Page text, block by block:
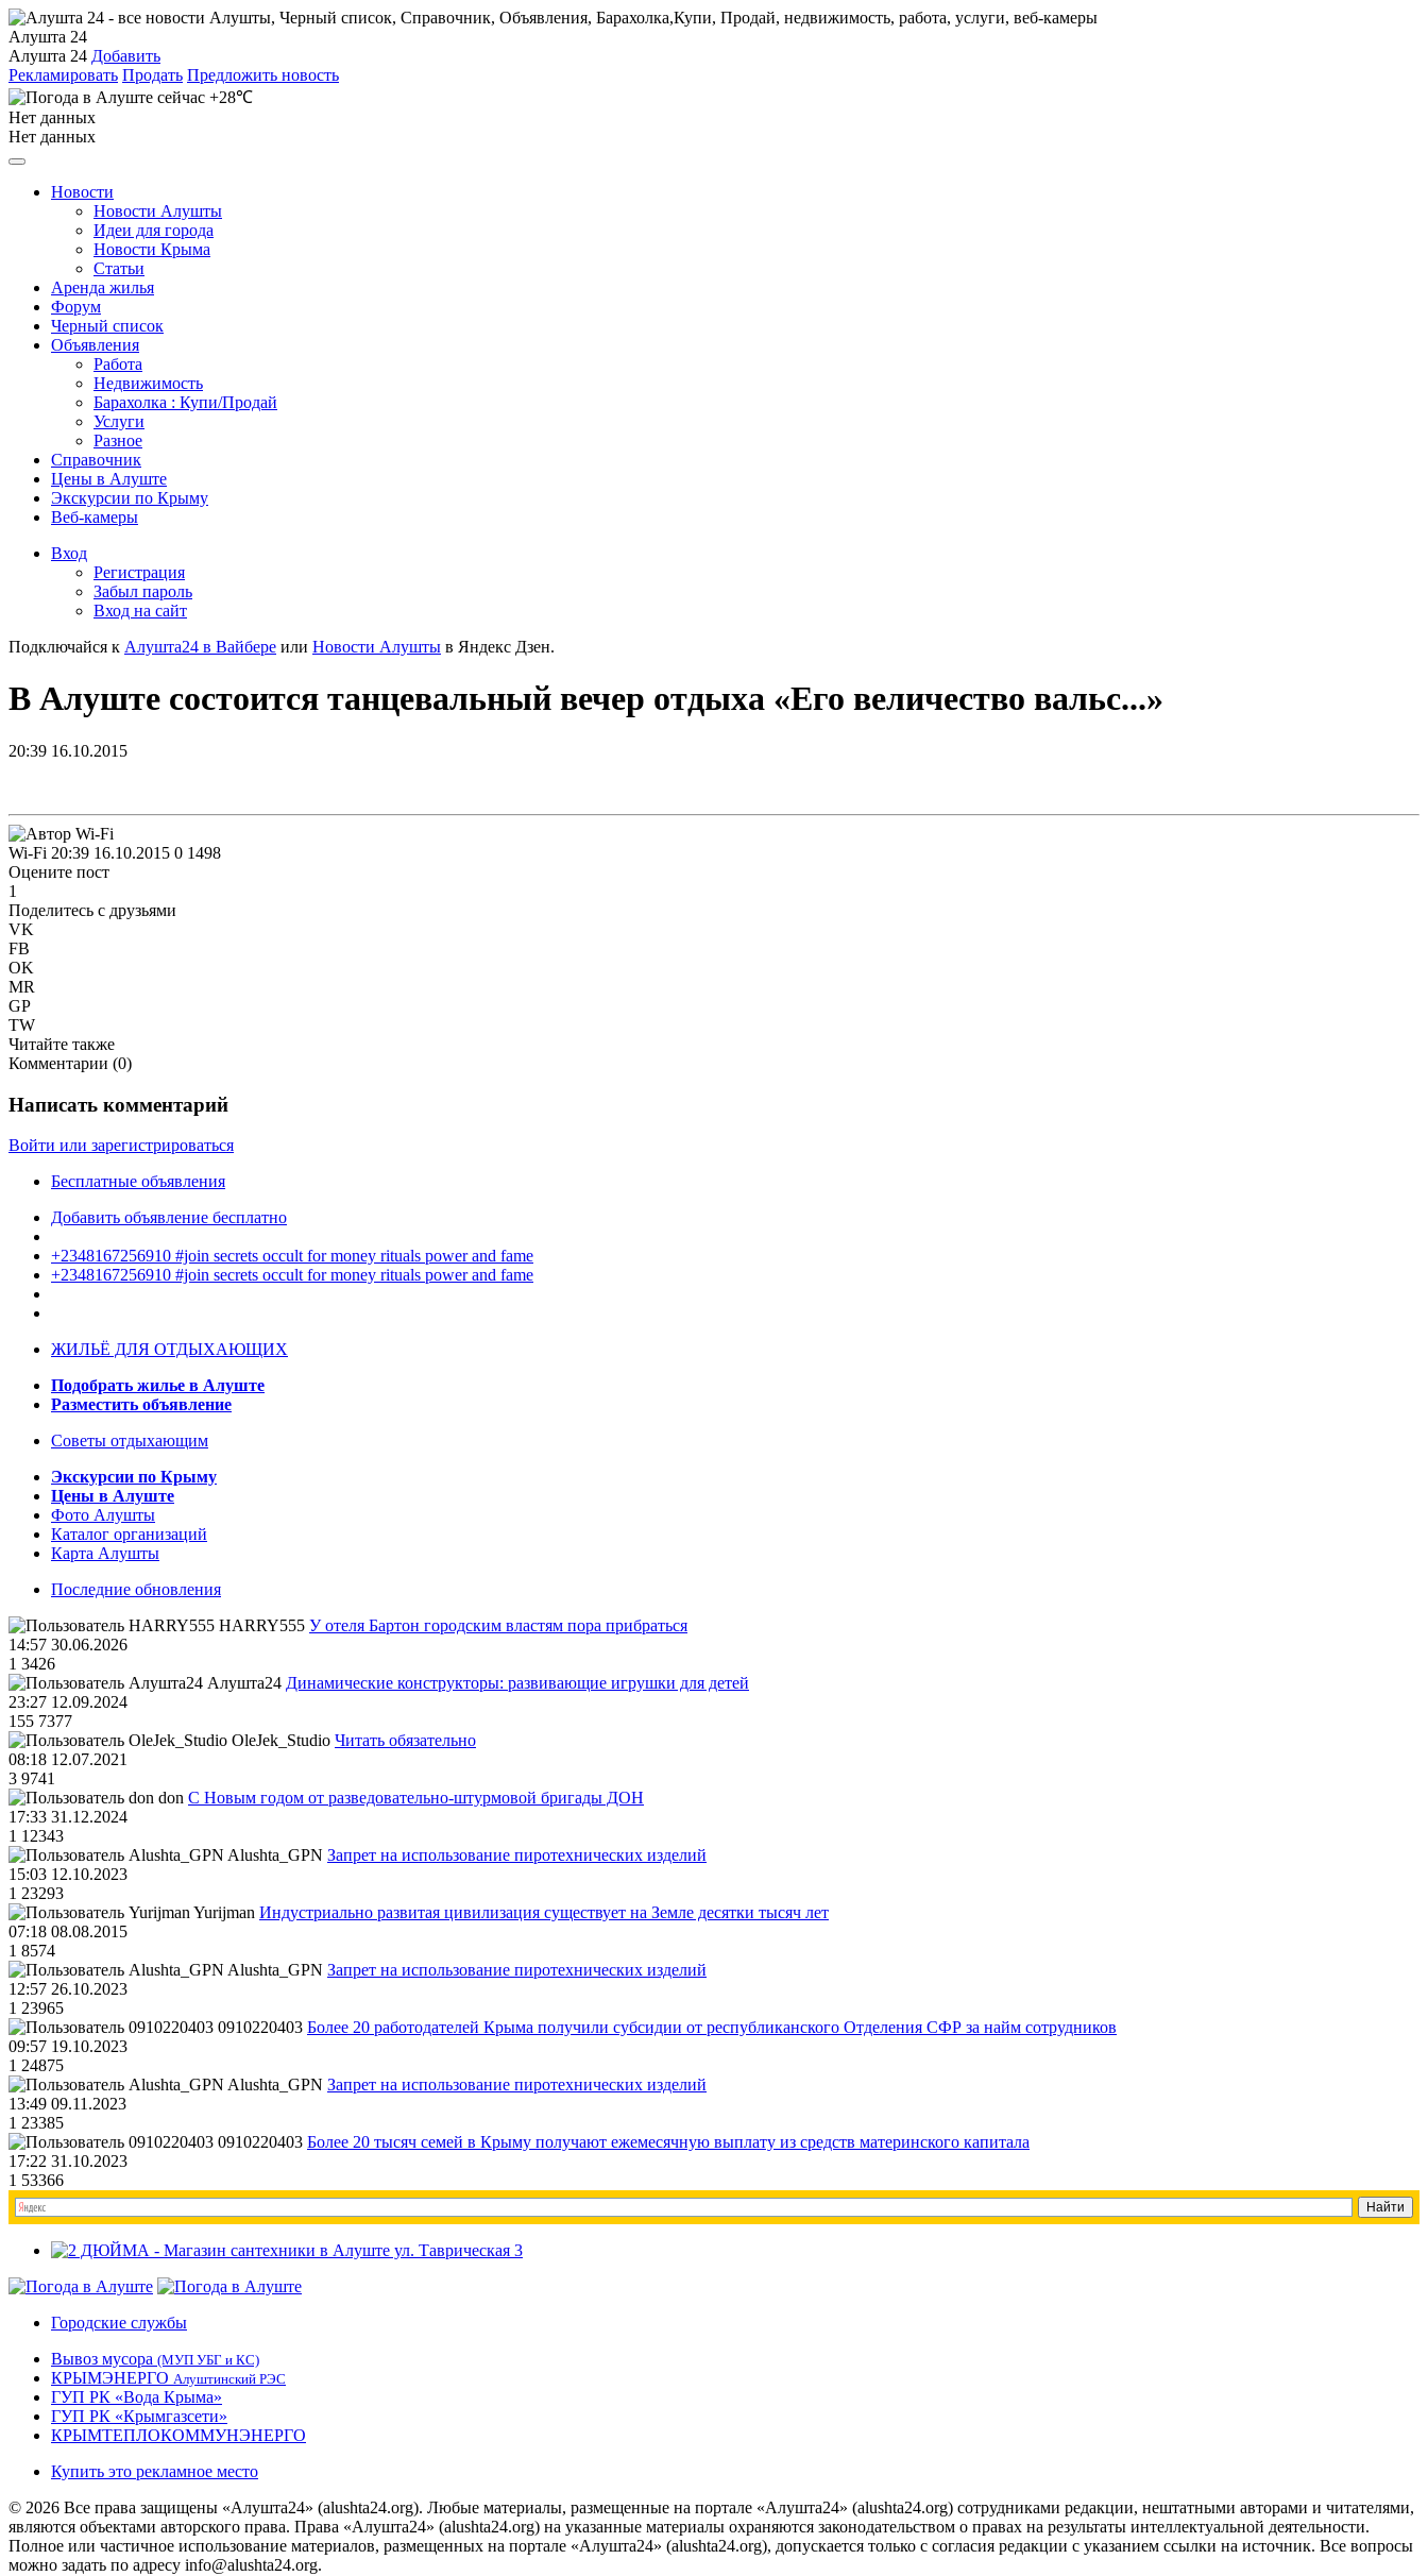
Алушта 24
Алушта 24 Добавить
Рекламировать Продать Предложить новость
+28℃
Нет данных
Нет данных
Новости
Новости Алушты
Идеи для города
Новости Крыма
Статьи
Аренда жилья
Форум
Черный список
Объявления
Работа
Недвижимость
Барахолка : Купи/Продай
Услуги
Разное
Справочник
Цены в Алуште
Экскурсии по Крыму
Веб-камеры
Вход
Регистрация
Забыл пароль
Вход на сайт
Подключайся к Алушта24 в Вайбере или Новости Алушты в Яндекс Дзен.
В Алуште состоится танцевальный вечер отдыха «Его величество вальс...»
20:39 16.10.2015
Wi-Fi 20:39 16.10.2015 0 1498
Оцените пост
1
Поделитесь с друзьями
VK
FB
OK
MR
GP
TW
Читайте также
Комментарии (0)
Написать комментарий
Войти или зарегистрироваться
Бесплатные объявления
Добавить объявление бесплатно
+2348167256910 #join secrets occult for money rituals power and fame
+2348167256910 #join secrets occult for money rituals power and fame
ЖИЛЬЁ ДЛЯ ОТДЫХАЮЩИХ
Подобрать жилье в Алуште
Разместить объявление
Советы отдыхающим
Экскурсии по Крыму
Цены в Алуште
Фото Алушты
Каталог организаций
Карта Алушты
Последние обновления
HARRY555 У отеля Бартон городским властям пора прибраться
14:57 30.06.2026
1 3426
Алушта24 Динамические конструкторы: развивающие игрушки для детей
23:27 12.09.2024
155 7377
OleJek_Studio Читать обязательно
08:18 12.07.2021
3 9741
don С Новым годом от разведовательно-штурмовой бригады ДОН
17:33 31.12.2024
1 12343
Alushta_GPN Запрет на использование пиротехнических изделий
15:03 12.10.2023
1 23293
Yurijman Индустриально развитая цивилизация существует на Земле десятки тысяч лет
07:18 08.08.2015
1 8574
Alushta_GPN Запрет на использование пиротехнических изделий
12:57 26.10.2023
1 23965
0910220403 Более 20 работодателей Крыма получили субсидии от республиканского Отделения СФР за найм сотрудников
09:57 19.10.2023
1 24875
Alushta_GPN Запрет на использование пиротехнических изделий
13:49 09.11.2023
1 23385
0910220403 Более 20 тысяч семей в Крыму получают ежемесячную выплату из средств материнского капитала
17:22 31.10.2023
1 53366
Городские службы
Вывоз мусора (МУП УБГ и КС)
КРЫМЭНЕРГО Алуштинский РЭС
ГУП РК «Вода Крыма»
ГУП РК «Крымгазсети»
КРЫМТЕПЛОКОММУНЭНЕРГО
Купить это рекламное место
© 2026 Все права защищены «Алушта24» (alushta24.org). Любые материалы, размещенные на портале «Алушта24» (alushta24.org) сотрудниками редакции, нештатными авторами и читателями,
являются объектами авторского права. Права «Алушта24» (alushta24.org) на указанные материалы охраняются законодательством о правах на результаты интеллектуальной деятельности.
Полное или частичное использование материалов, размещенных на портале «Алушта24» (alushta24.org), допускается только с согласия редакции с указанием ссылки на источник. Все вопросы
можно задать по адресу info@alushta24.org.